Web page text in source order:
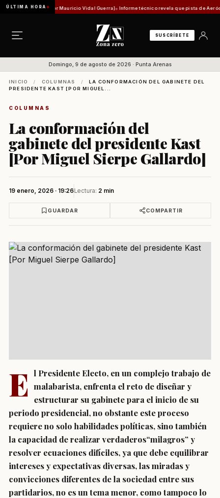
ÚLTIMA HORA
histórica [Por Mauricio Vidal Guerra] Informe técnico revela que pista de Aeródromo
SUSCRÍBETE
Domingo, 9 de agosto de 2026 · Punta Arenas
INICIO / COLUMNAS /
LA CONFORMACIÓN DEL GABINETE DEL
PRESIDENTE KAST [POR MIGUEL...
COLUMNAS
La conformación del
gabinete del presidente Kast
[Por Miguel Sierpe Gallardo]
19 enero, 2026 · 19:26Lectura: 2 min
GUARDAR COMPARTIR
E l Presidente Electo, en un complejo trabajo de
malabarista, enfrenta el reto de diseñar y
estructurar su gabinete para el inicio de su
periodo presidencial, no obstante este proceso
requiere no solo habilidades políticas, sino también
la capacidad de realizar verdaderos“milagros” y
resolver ecuaciones difíciles, ya que debe equilibrar
intereses y expectativas diversas, las miradas y
convicciones diferentes de la sociedad entre sus
partidarios, no es un tema menor, como tampoco lo